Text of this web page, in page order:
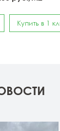
Купить в 1